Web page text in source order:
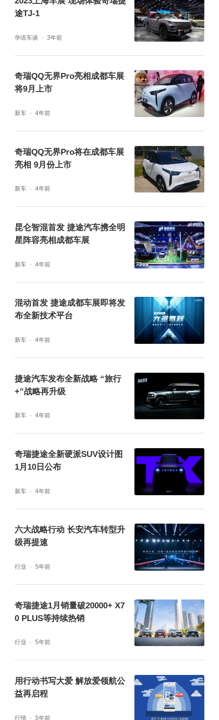
当然，本次成都车展奇瑞捷途还带来了重磅的
1、展台打卡礼：凡捷途展台扫码打卡均可免
2、分享集赞礼：凡与捷途元素合影并分享朋
友圈集赞满20即可领取专属蓝牙音箱
3、半价购车礼：登陆官网1元下订即有机会获
得捷途半价购车权益
98元空调塔扇
5、幸运红包礼：订车即可抽取家用电器，万
元好礼等您来抢
6、金融专享礼：贷款购车享0首付 0利息 0等
待
7、置换豪横礼：置换购车至高享20000元现
8、用车无忧礼：全系尊享10年/20万公里整车
质保，发动机10年/100万公里超长质保
途TJ-1
华语车谈 3年前
奇瑞QQ无界Pro亮相成都车展
将9月上市
新车 4年前
奇瑞QQ无界Pro将在成都车展
亮相 9月份上市
新车 4年前
昆仑智混首发 捷途汽车携全明
星阵容亮相成都车展
新车 4年前
混动首发 捷途成都车展即将发
布全新技术平台
新车 4年前
捷途汽车发布全新战略 “旅行
+”战略再升级
新车 4年前
奇瑞捷途全新硬派SUV设计图
1月10日公布
新车 4年前
六大战略行动 长安汽车转型升
级再提速
行业 5年前
奇瑞捷途1月销量破20000+ X7
0 PLUS等持续热销
行业 5年前
用行动书写大爱 解放爱领航公
益再启程
行情 5年前